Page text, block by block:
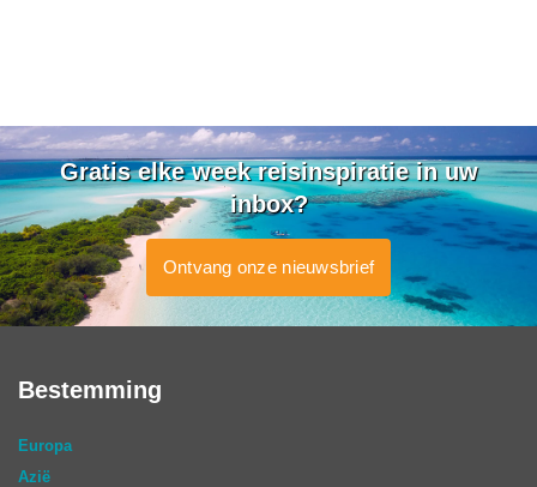
Gratis elke week reisinspiratie in uw
inbox?
Ontvang onze nieuwsbrief
Bestemming
Europa
Azië